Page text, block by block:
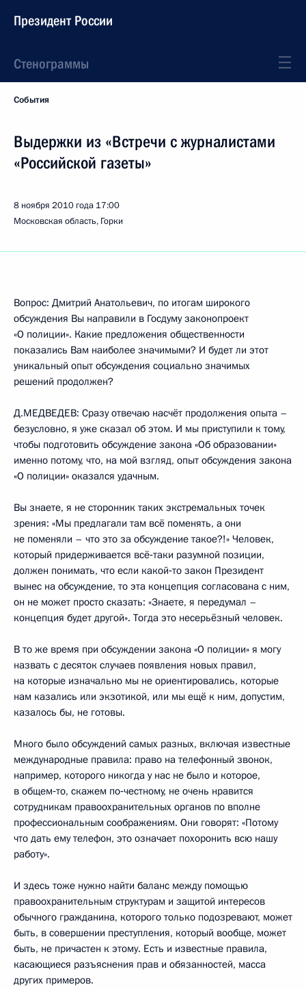
Президент России
Стенограммы
События
Выдержки из «Встречи с журналистами
«Российской газеты»
8 ноября 2010 года 17:00
Московская область, Горки
Вопрос: Дмитрий Анатольевич, по итогам широкого
обсуждения Вы направили в Госдуму законопроект
«О полиции». Какие предложения общественности
показались Вам наиболее значимыми? И будет ли этот
уникальный опыт обсуждения социально значимых
решений продолжен?
Д.МЕДВЕДЕВ: Сразу отвечаю насчёт продолжения опыта –
безусловно, я уже сказал об этом. И мы приступили к тому,
чтобы подготовить обсуждение закона «Об образовании»
именно потому, что, на мой взгляд, опыт обсуждения закона
«О полиции» оказался удачным.
Вы знаете, я не сторонник таких экстремальных точек
зрения: «Мы предлагали там всё поменять, а они
не поменяли – что это за обсуждение такое?!» Человек,
который придерживается всё‑таки разумной позиции,
должен понимать, что если какой‑то закон Президент
вынес на обсуждение, то эта концепция согласована с ним,
он не может просто сказать: «Знаете, я передумал –
концепция будет другой». Тогда это несерьёзный человек.
В то же время при обсуждении закона «О полиции» я могу
назвать с десяток случаев появления новых правил,
на которые изначально мы не ориентировались, которые
нам казались или экзотикой, или мы ещё к ним, допустим,
казалось бы, не готовы.
Много было обсуждений самых разных, включая известные
международные правила: право на телефонный звонок,
например, которого никогда у нас не было и которое,
в общем‑то, скажем по‑честному, не очень нравится
сотрудникам правоохранительных органов по вполне
профессиональным соображениям. Они говорят: «Потому
что дать ему телефон, это означает похоронить всю нашу
работу».
И здесь тоже нужно найти баланс между помощью
правоохранительным структурам и защитой интересов
обычного гражданина, которого только подозревают, может
быть, в совершении преступления, который вообще, может
быть, не причастен к этому. Есть и известные правила,
касающиеся разъяснения прав и обязанностей, масса
других примеров.